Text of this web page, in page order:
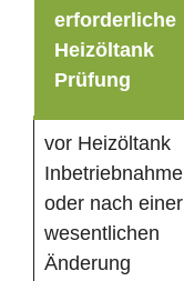
erforderliche
Heizöltank
Prüfung
vor Heizöltank
Inbetriebnahme
oder nach einer
wesentlichen
Änderung